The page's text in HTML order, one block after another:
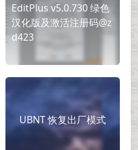
EditPlus v5.0.730 绿色
汉化版及激活注册码@z
d423
UBNT 恢复出厂模式